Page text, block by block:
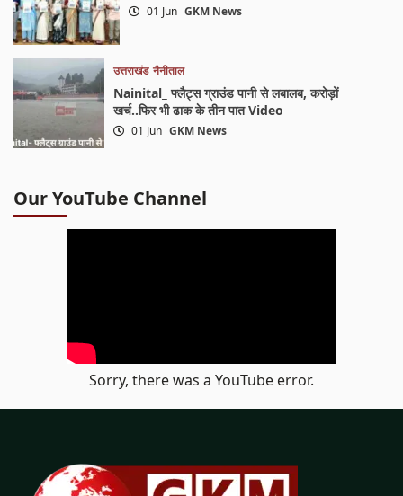
01 Jun GKM News
उत्तराखंड नैनीताल
Nainital_ फ्लैट्स ग्राउंड पानी से लबालब, करोड़ों
खर्च..फिर भी ढाक के तीन पात Video
01 Jun GKM News
Our YouTube Channel
Sorry, there was a YouTube error.